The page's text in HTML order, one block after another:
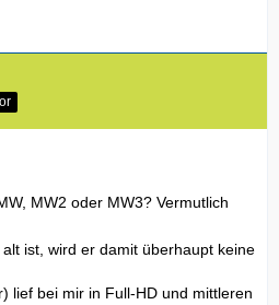
MW2 oder MW3? Vermutlich
ist, wird er damit überhaupt keine
lief bei mir in Full-HD und mittleren